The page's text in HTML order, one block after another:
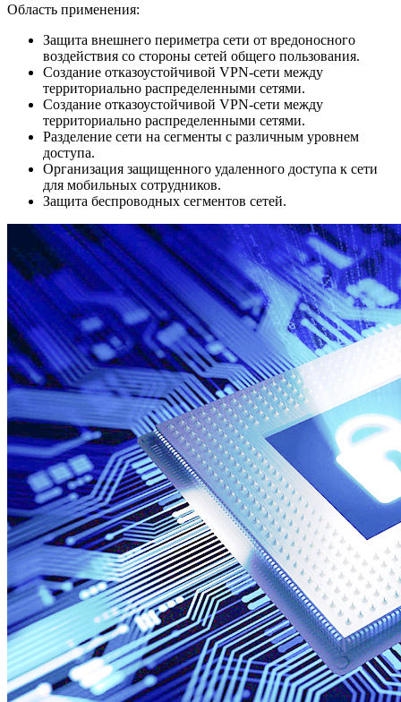
Область применения:
Защита внешнего периметра сети от вредоносного
воздействия со стороны сетей общего пользования.
Создание отказоустойчивой VPN-сети между
территориально распределенными сетями.
Создание отказоустойчивой VPN-сети между
территориально распределенными сетями.
Разделение сети на сегменты с различным уровнем
доступа.
Организация защищенного удаленного доступа к сети
для мобильных сотрудников.
Защита беспроводных сегментов сетей.